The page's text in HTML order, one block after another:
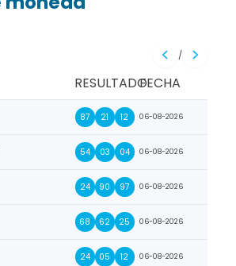
/
RESULTADOFECHA
87 21 12 06-08-2026
54 03 04 06-08-2026
24 90 97 06-08-2026
68 62 25 06-08-2026
24 05 12 06-08-2026